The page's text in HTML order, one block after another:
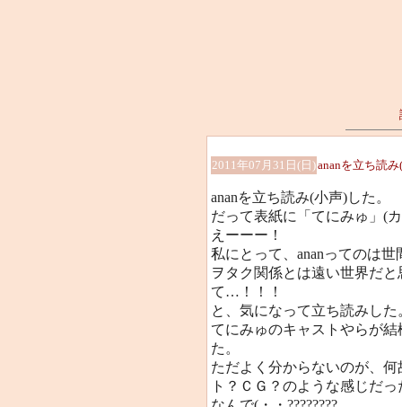
2011年07月31日(日)ananを立ち読
ananを立ち読み(小声)した。
だって表紙に「てにみゅ」(
えーーー！
私にとって、ananってのは
ヲタク関係とは遠い世界だ
て…！！！
と、気になって立ち読みした
てにみゅのキャストやらが
た。
ただよく分からないのが、
ト？ＣＧ？のような感じだっ